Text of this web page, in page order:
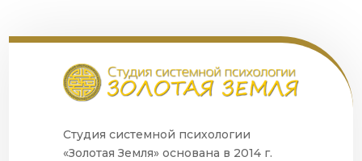
Студия системной психологии
«Золотая Земля» основана в 2014 г.